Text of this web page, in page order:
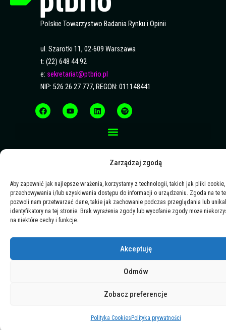
Zarządzaj zgodą
Aby zapewnić jak najlepsze wrażenia, korzystamy z technologii, takich jak pliki
przechowywania i/lub uzyskiwania dostępu do informacji o urządzeniu. Zgoda na te
pozwoli nam przetwarzać dane, takie jak zachowanie podczas przeglądania lub
identyfikatory na tej stronie. Brak wyrażenia zgody lub wycofanie zgody może
na niektóre cechy i funkcje.
Akceptuję
Odmów
Zobacz preferencje
Polityka Cookies Polityka prywatności
Polskie Towarzystwo Badania Rynku i Opinii
ul. Szarotki 11, 02-609 Warszawa
t: (22) 648 44 92
e: sekretariat@ptbrio.pl
NIP: 526 26 27 777, REGON: 011148441
a
c
e
k
o
u
t
i
n
k
n
p
o
t